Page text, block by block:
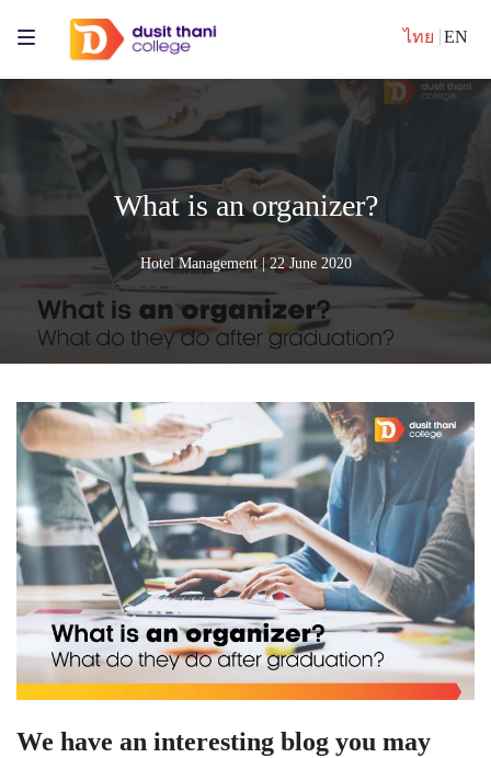
ไทย EN
What is an organizer?
Hotel Management| 22 June 2020
We have an interesting blog you may